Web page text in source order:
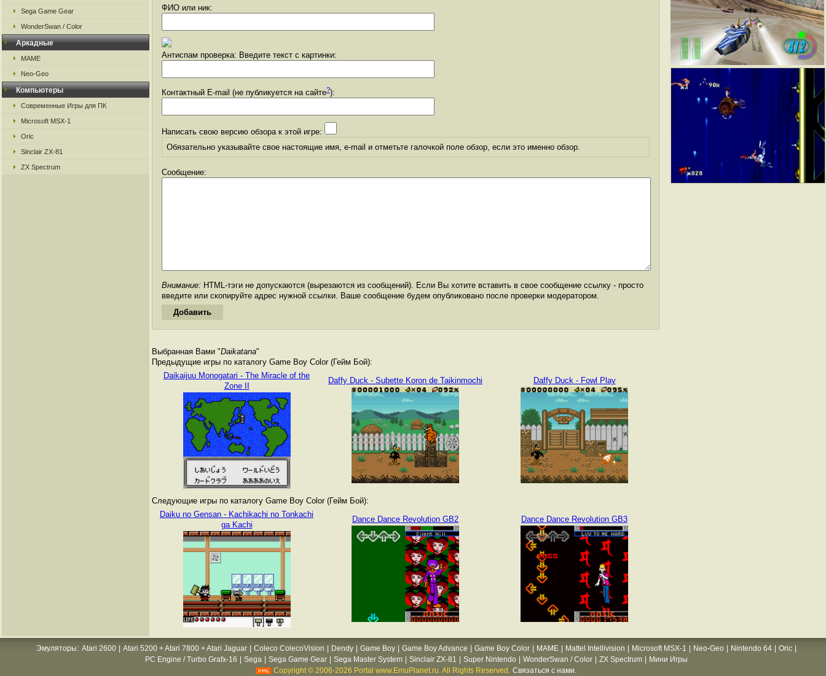
Sega Game Gear
WonderSwan / Color
Аркадные
MAME
Neo-Geo
Компьютеры
Современные Игры для ПК
Microsoft MSX-1
Oric
Sinclair ZX-81
ZX Spectrum
ФИО или ник:
Антиспам проверка: Введите текст с картинки:
Контактный E-mail (не публикуется на сайте?):
Написать свою версию обзора к этой игре:
Обязательно указывайте свое настоящие имя, e-mail и отметьте галочкой поле обзор, если это именно обзор.
Сообщение:
Внимание: HTML-тэги не допускаются (вырезаются из сообщений). Если Вы хотите вставить в свое сообщение ссылку - просто
введите или скопируйте адрес нужной ссылки. Ваше сообщение будем опубликовано после проверки модератором.
Выбранная Вами "Daikatana"
Предыдущие игры по каталогу Game Boy Color (Гейм Бой):
Daikaijuu Monogatari - The Miracle of the
Zone II
Daffy Duck - Subette Koron de Taikinmochi Daffy Duck - Fowl Play
Следующие игры по каталогу Game Boy Color (Гейм Бой):
Daiku no Gensan - Kachikachi no Tonkachi
ga Kachi
Dance Dance Revolution GB2 Dance Dance Revolution GB3
Эмуляторы : Atari 2600 Atari 5200 + Atari 7800 + Atari Jaguar Coleco ColecoVision Dendy Game Boy Game Boy Advance Game Boy Color MAME Mattel Intellivision Microsoft MSX-1 Neo-Geo Nintendo 64 Oric
PC Engine / Turbo Grafx-16
Sega Sega Game Gear Sega Master System Sinclair ZX-81 Super Nintendo WonderSwan / Color ZX Spectrum
Мини Игры
Copyright © 2006-2026 Portal www.EmuPlanet.ru. All Rights Reserved. Связаться с нами.